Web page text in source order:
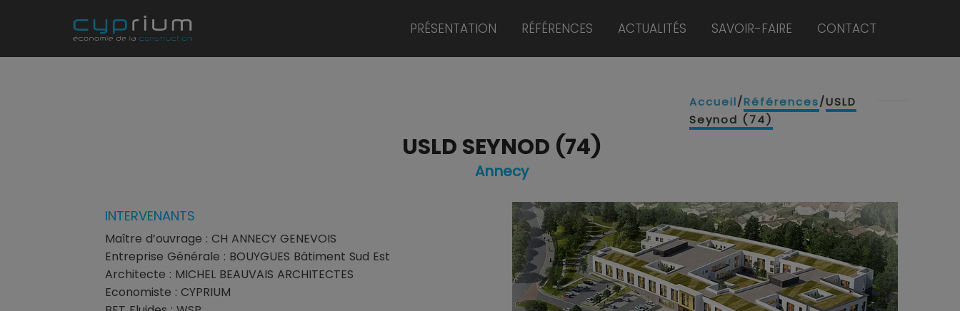
PRÉSENTATION RÉFÉRENCES ACTUALITÉS SAVOIR-FAIRE CONTACT
Accueil/Références/USLD
Seynod (74)
USLD SEYNOD (74)
Annecy
INTERVENANTS
Maître d’ouvrage : CH ANNECY GENEVOIS
Entreprise Générale : BOUYGUES Bâtiment Sud Est
Architecte : MICHEL BEAUVAIS ARCHITECTES
Economiste : CYPRIUM